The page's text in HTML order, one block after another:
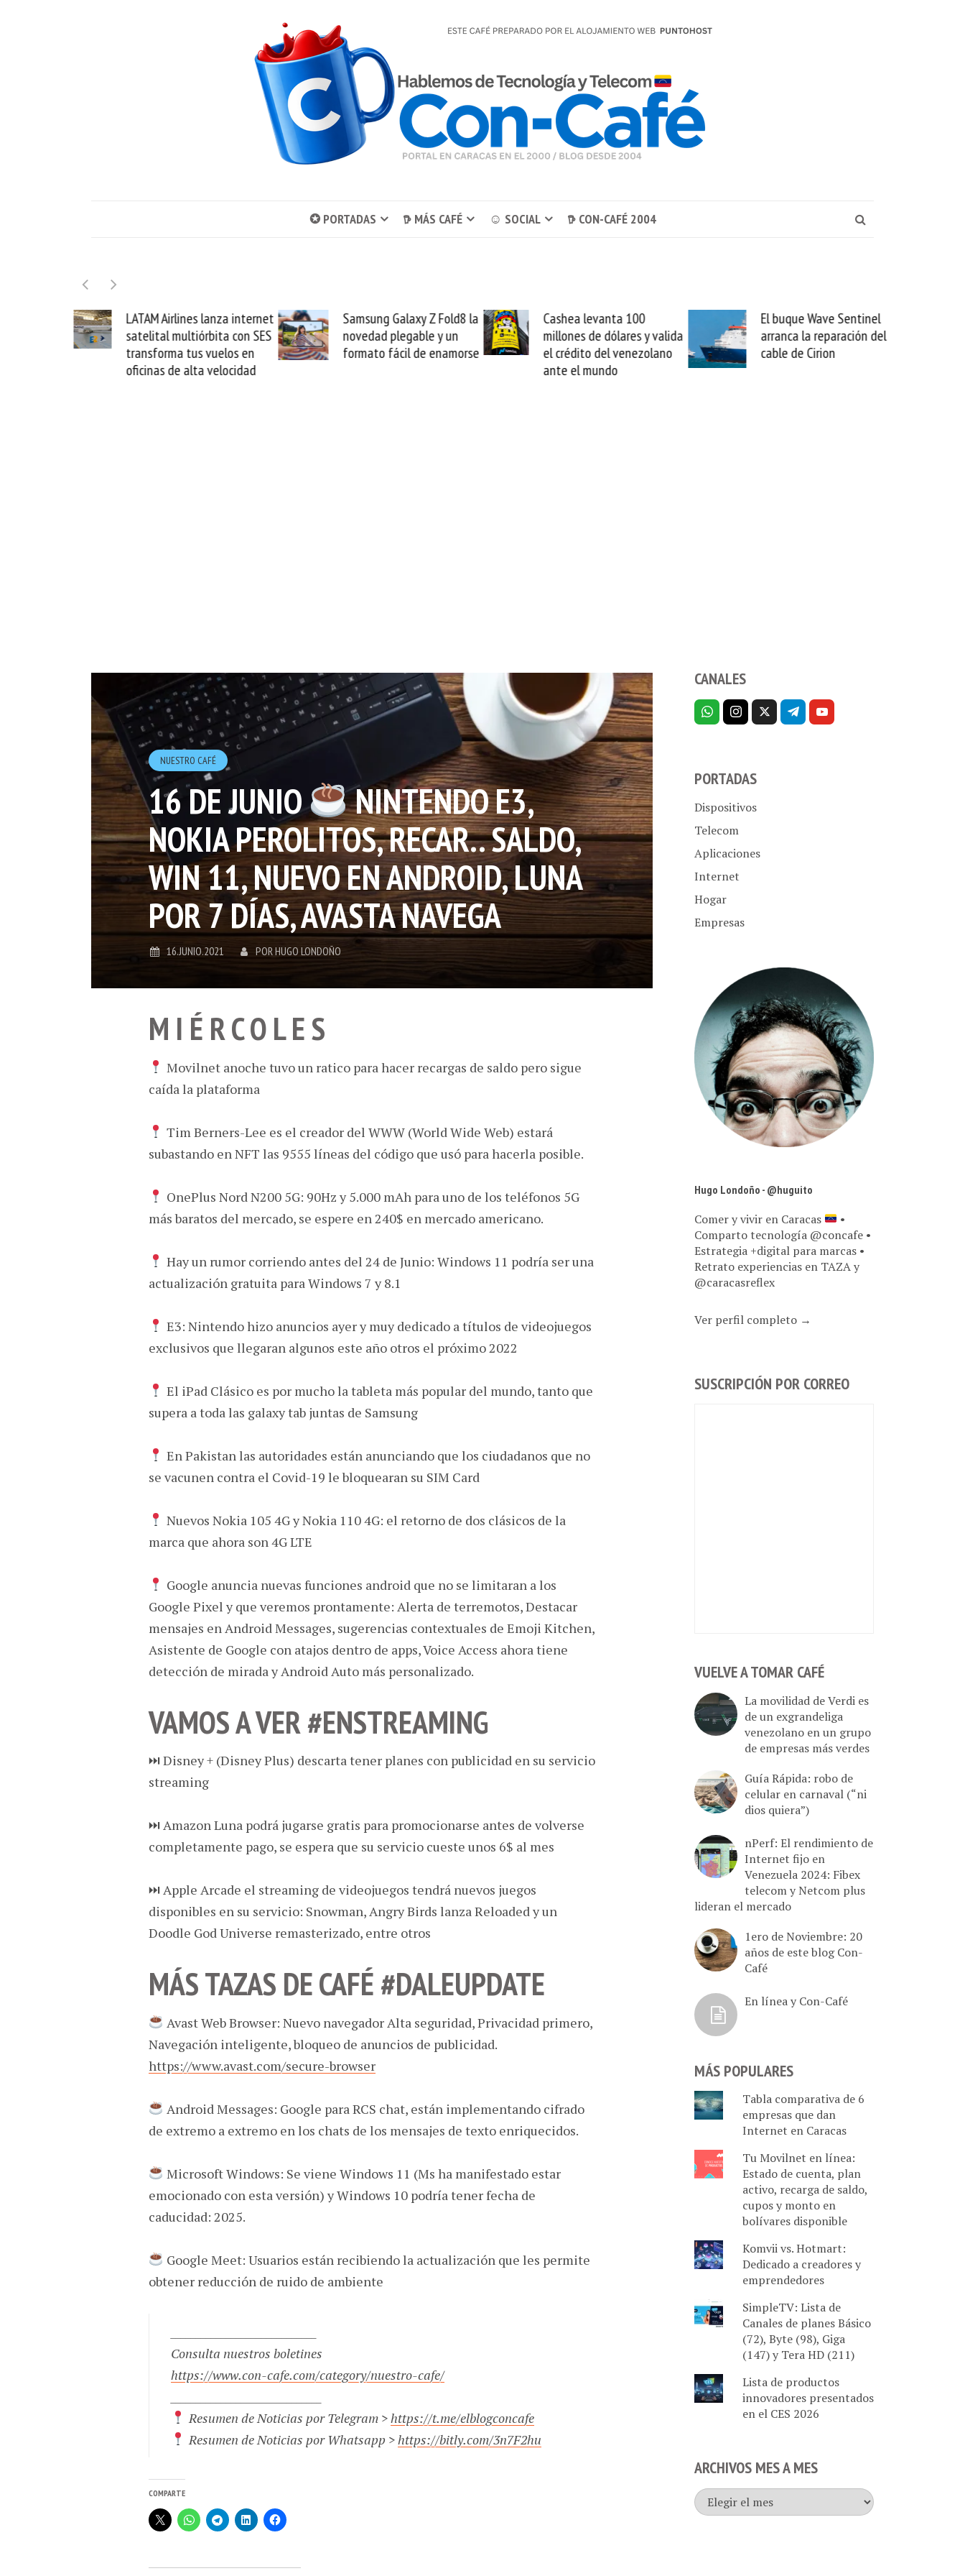
✪ PORTADAS 𖠚 MÁS CAFÉ ☺ SOCIAL 𖠚 CON-CAFÉ 2004
Airlines lanza internet
multiórbita con SES
tus vuelos en
de alta velocidad
Samsung Galaxy Z Fold8 la
novedad plegable y un
formato fácil de enamorse
Cashea levanta 100
millones de dólares y valida
el crédito del venezolano
El buque Wave Sentinel
arranca la reparación del
cable de Cirion
Uber se lleva PedidosYa y
sabemos todo lo que puede
mejorar tecnológicamente
NUESTRO CAFÉ
16 DE JUNIO
NINTENDO E3,
NOKIA PEROLITOS, RECAR.. SALDO,
WIN 11, NUEVO EN ANDROID, LUNA
POR 7 DÍAS, AVASTA NAVEGA
16.JUNIO.2021 PORHUGO LONDOÑO
M I É R C O L E S
Movilnet anoche tuvo un ratico para hacer recargas de saldo pero sigue
caída la plataforma
Tim Berners-Lee es el creador del WWW (World Wide Web) estará
subastando en NFT las 9555 líneas del código que usó para hacerla posible.
OnePlus Nord N200 5G: 90Hz y 5.000 mAh para uno de los teléfonos 5G
más baratos del mercado, se espere en 240$ en mercado americano.
Hay un rumor corriendo antes del 24 de Junio: Windows 11 podría ser una
actualización gratuita para Windows 7 y 8.1
E3: Nintendo hizo anuncios ayer y muy dedicado a títulos de videojuegos
exclusivos que llegaran algunos este año otros el próximo 2022
El iPad Clásico es por mucho la tableta más popular del mundo, tanto que
supera a toda las galaxy tab juntas de Samsung
En Pakistan las autoridades están anunciando que los ciudadanos que no
se vacunen contra el Covid-19 le bloquearan su SIM Card
Nuevos Nokia 105 4G y Nokia 110 4G: el retorno de dos clásicos de la
marca que ahora son 4G LTE
Google anuncia nuevas funciones android que no se limitaran a los
Google Pixel y que veremos prontamente: Alerta de terremotos, Destacar
mensajes en Android Messages, sugerencias contextuales de Emoji Kitchen,
Asistente de Google con atajos dentro de apps, Voice Access ahora tiene
detección de mirada y Android Auto más personalizado.
VAMOS A VER #ENSTREAMING
⏭ Disney + (Disney Plus) descarta tener planes con publicidad en su servicio
streaming
⏭ Amazon Luna podrá jugarse gratis para promocionarse antes de volverse
completamente pago, se espera que su servicio cueste unos 6$ al mes
⏭ Apple Arcade el streaming de videojuegos tendrá nuevos juegos
disponibles en su servicio: Snowman, Angry Birds lanza Reloaded y un
Doodle God Universe remasterizado, entre otros
MÁS TAZAS DE CAFÉ #DALEUPDATE
Avast Web Browser: Nuevo navegador Alta seguridad, Privacidad primero,
Navegación inteligente, bloqueo de anuncios de publicidad.
https://www.avast.com/secure-browser
Android Messages: Google para RCS chat, están implementando cifrado
de extremo a extremo en los chats de los mensajes de texto enriquecidos.
Microsoft Windows: Se viene Windows 11 (Ms ha manifestado estar
emocionado con esta versión) y Windows 10 podría tener fecha de
caducidad: 2025.
Google Meet: Usuarios están recibiendo la actualización que les permite
obtener reducción de ruido de ambiente
Consulta nuestros boletines
https://www.con-cafe.com/category/nuestro-cafe/
Resumen de Noticias por Telegram > https://t.me/elblogconcafe
Resumen de Noticias por Whatsapp > https://bitly.com/3n7F2hu
COMPARTE
CANALES
PORTADAS
Dispositivos
Telecom
Aplicaciones
Internet
Hogar
Empresas
Hugo Londoño - @huguito
Comer y vivir en Caracas
•
Comparto tecnología @concafe •
Estrategia +digital para marcas •
Retrato experiencias en TAZA y
@caracasreflex
Ver perfil completo →
SUSCRIPCIÓN POR CORREO
VUELVE A TOMAR CAFÉ
La movilidad de Verdi es
de un exgrandeliga
venezolano en un grupo
de empresas más verdes
Guía Rápida: robo de
celular en carnaval (“ni
dios quiera”)
nPerf: El rendimiento de
Internet fijo en
Venezuela 2024: Fibex
telecom y Netcom plus
lideran el mercado
1ero de Noviembre: 20
años de este blog Con-
Café
En línea y Con-Café
MÁS POPULARES
Tabla comparativa de 6
empresas que dan
Internet en Caracas
Tu Movilnet en línea:
Estado de cuenta, plan
activo, recarga de saldo,
cupos y monto en
bolívares disponible
Komvii vs. Hotmart:
Dedicado a creadores y
emprendedores
SimpleTV: Lista de
Canales de planes Básico
(72), Byte (98), Giga
(147) y Tera HD (211)
Lista de productos
innovadores presentados
en el CES 2026
ARCHIVOS MES A MES
Archivos
mes